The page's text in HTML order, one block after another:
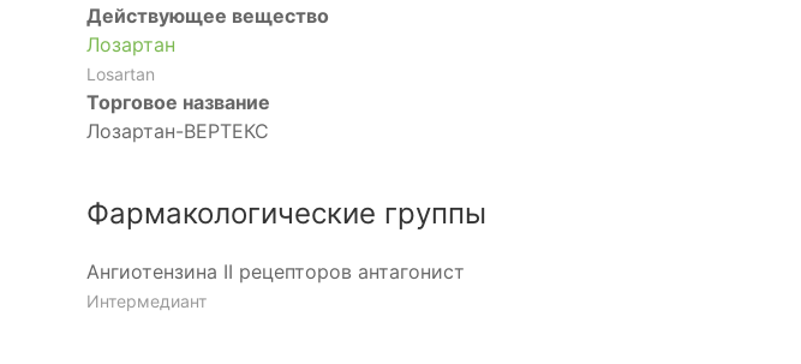
Действующее вещество
Лозартан
Losartan
Торговое название
Лозартан-ВЕРТЕКС
Фармакологические группы
Ангиотензина II рецепторов антагонист
Интермедиант